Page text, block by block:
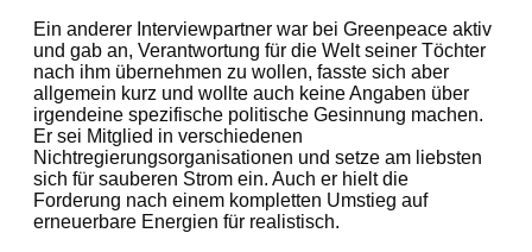
Ein anderer Interviewpartner war bei Greenpeace aktiv
und gab an, Verantwortung für die Welt seiner Töchter
nach ihm übernehmen zu wollen, fasste sich aber
allgemein kurz und wollte auch keine Angaben über
irgendeine spezifische politische Gesinnung machen.
Er sei Mitglied in verschiedenen
Nichtregierungsorganisationen und setze am liebsten
sich für sauberen Strom ein. Auch er hielt die
Forderung nach einem kompletten Umstieg auf
erneuerbare Energien für realistisch.